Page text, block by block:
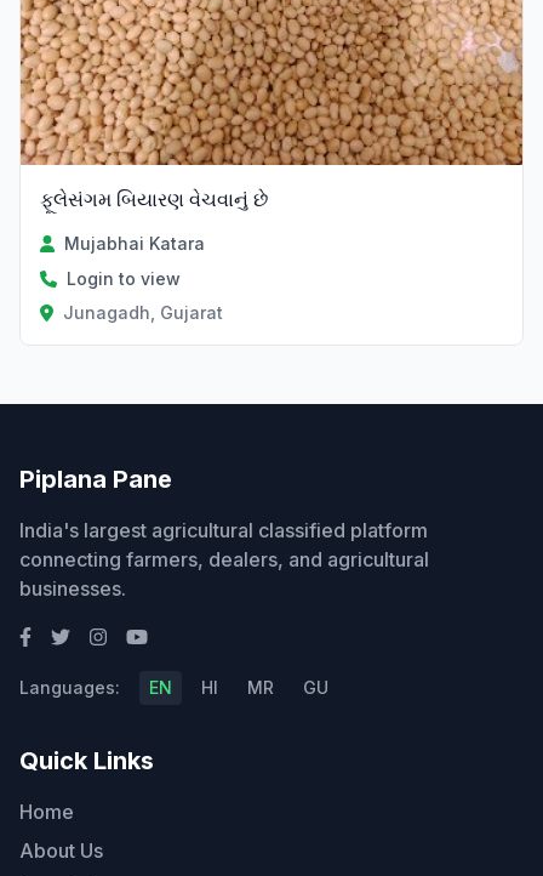
ફૂલેસંગમ બિયારણ વેચવાનું છે
Mujabhai Katara
Login to view
Junagadh, Gujarat
Piplana Pane
India's largest agricultural classified platform
connecting farmers, dealers, and agricultural
businesses.
Languages: EN HI MR GU
Quick Links
Home
About Us